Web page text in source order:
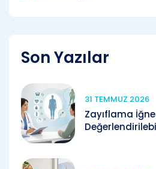
Son Yazılar
31 TEMMUZ 2026
Zayıflama